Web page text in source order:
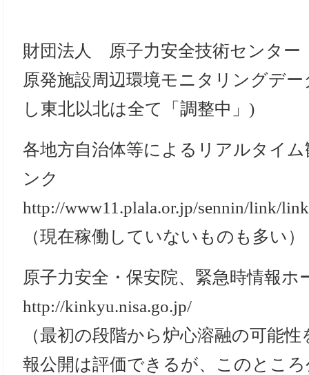
財団法人 原子力安全技術センター
原発施設周辺環境モニタリングデ
し東北以北は全て「調整中」)
各地方自治体等によるリアルタイ
ンク
http://www11.plala.or.jp/sennin/link/
（現在稼働していないものも多い）
原子力安全・保安院、緊急時情報ホ
http://kinkyu.nisa.go.jp/
（最初の段階から炉心溶融の可能
報公開は評価できるが、このとこ